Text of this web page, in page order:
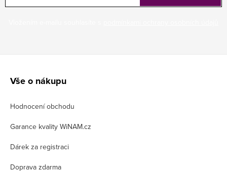
Vše o nákupu
Hodnocení obchodu
Garance kvality WiNAM.cz
Dárek za registraci
Doprava zdarma